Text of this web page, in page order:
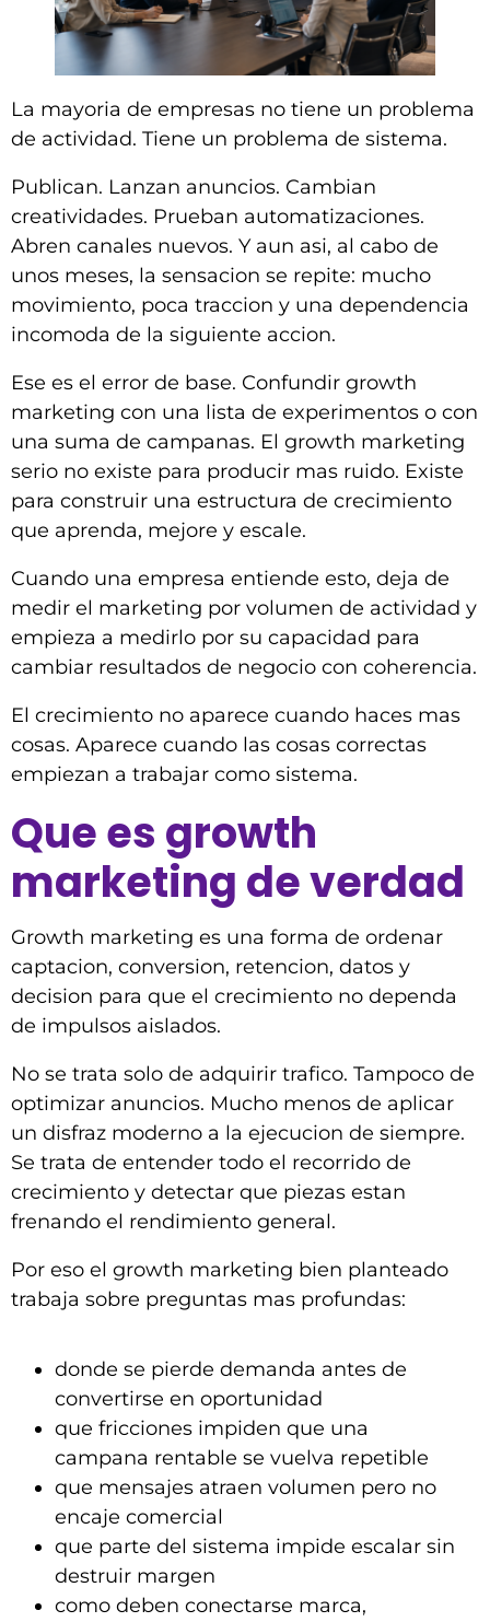
La mayoria de empresas no tiene un problema
de actividad. Tiene un problema de sistema.
Publican. Lanzan anuncios. Cambian
creatividades. Prueban automatizaciones.
Abren canales nuevos. Y aun asi, al cabo de
unos meses, la sensacion se repite: mucho
movimiento, poca traccion y una dependencia
incomoda de la siguiente accion.
Ese es el error de base. Confundir growth
marketing con una lista de experimentos o con
una suma de campanas. El growth marketing
serio no existe para producir mas ruido. Existe
para construir una estructura de crecimiento
que aprenda, mejore y escale.
Cuando una empresa entiende esto, deja de
medir el marketing por volumen de actividad y
empieza a medirlo por su capacidad para
cambiar resultados de negocio con coherencia.
El crecimiento no aparece cuando haces mas
cosas. Aparece cuando las cosas correctas
empiezan a trabajar como sistema.
Que es growth
marketing de verdad
Growth marketing es una forma de ordenar
captacion, conversion, retencion, datos y
decision para que el crecimiento no dependa
de impulsos aislados.
No se trata solo de adquirir trafico. Tampoco de
optimizar anuncios. Mucho menos de aplicar
un disfraz moderno a la ejecucion de siempre.
Se trata de entender todo el recorrido de
crecimiento y detectar que piezas estan
frenando el rendimiento general.
Por eso el growth marketing bien planteado
trabaja sobre preguntas mas profundas:
donde se pierde demanda antes de
convertirse en oportunidad
que fricciones impiden que una
campana rentable se vuelva repetible
que mensajes atraen volumen pero no
encaje comercial
que parte del sistema impide escalar sin
destruir margen
como deben conectarse marca,